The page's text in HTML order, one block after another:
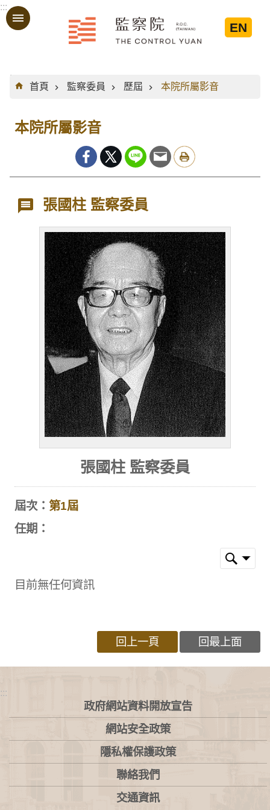
跳到主要內容區塊
:::
EN
:::
首頁
監察委員 歷屆 本院所屬影音
本院所屬影音
張國柱 監察委員
張國柱 監察委員
屆次： 第1屆
任期：
目前無任何資訊
回上一頁 回最上面
:::
政府網站資料開放宣告
網站安全政策
隱私權保護政策
聯絡我們
交通資訊